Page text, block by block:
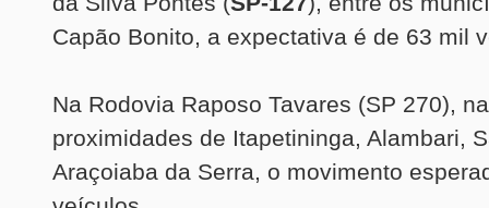
Capão Bonito, a expectativa é de 63 mil
Na Rodovia Raposo Tavares (SP 270),
proximidades de Itapetininga, Alambari,
Araçoiaba da Serra, o movimento